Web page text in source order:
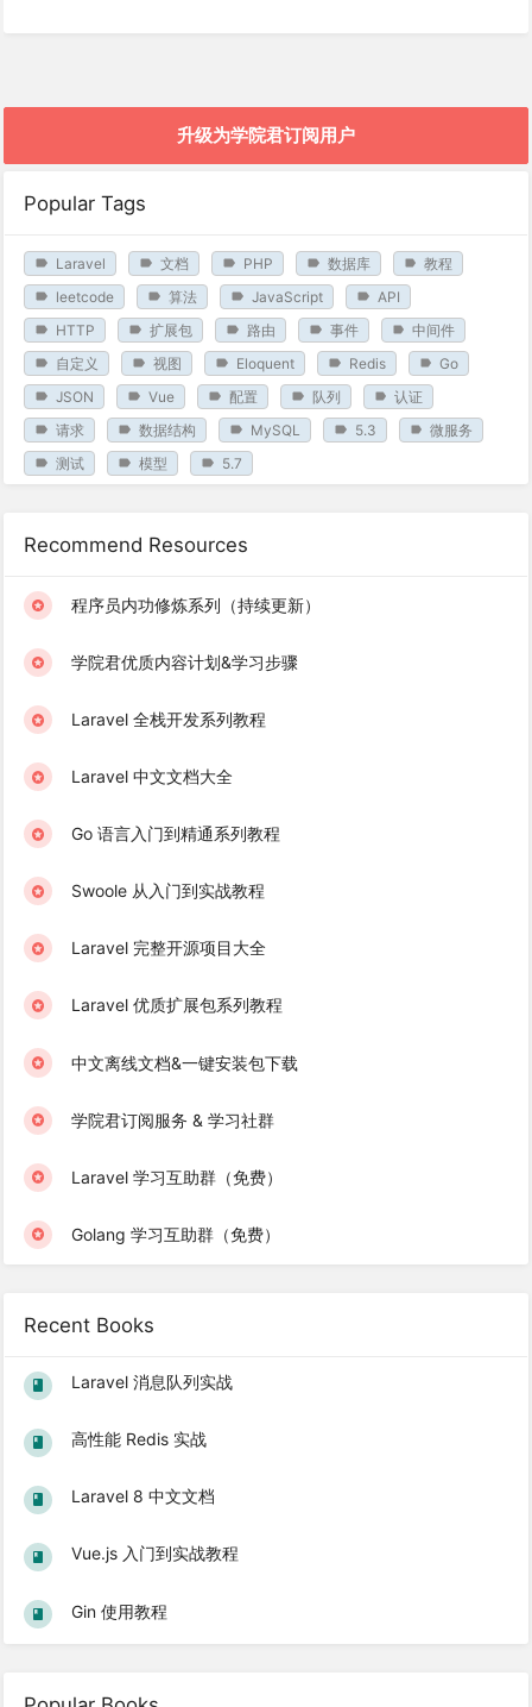
升级为学院君订阅用户
Popular Tags
Laravel 文档 PHP 数据库
教程
leetcode
算法 JavaScript
API
HTTP
扩展包 路由 事件
中间件
自定义
视图 Eloquent Redis
Go
JSON
Vue 配置 队列
认证
请求
数据结构 MySQL 5.3
微服务
测试
模型 5.7
Recommend Resources
程序员内功修炼系列（持续更新）
学院君优质内容计划&学习步骤
Laravel 全栈开发系列教程
Laravel 中文文档大全
Go 语言入门到精通系列教程
Swoole 从入门到实战教程
Laravel 完整开源项目大全
Laravel 优质扩展包系列教程
中文离线文档&一键安装包下载
学院君订阅服务 & 学习社群
Laravel 学习互助群（免费）
Golang 学习互助群（免费）
Recent Books
Laravel 消息队列实战
高性能 Redis 实战
Laravel 8 中文文档
Vue.js 入门到实战教程
Gin 使用教程